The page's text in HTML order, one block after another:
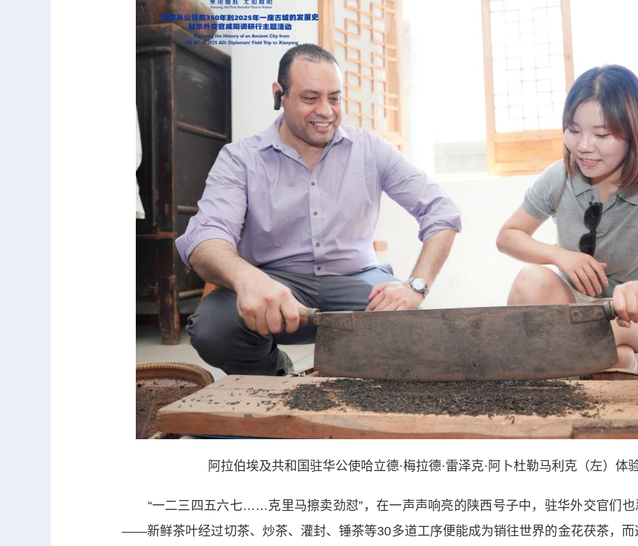
阿拉伯埃及共和国驻华公使哈立德·梅拉德·雷泽克·阿卜杜勒马利克（左）体
“一二三四五六七……克里马擦卖劲怼”，在一声声响亮的陕西号子中，驻华外交官们也
——新鲜茶叶经过切茶、炒茶、灌封、锤茶等30多道工序便能成为销往世界的金花茯茶，而